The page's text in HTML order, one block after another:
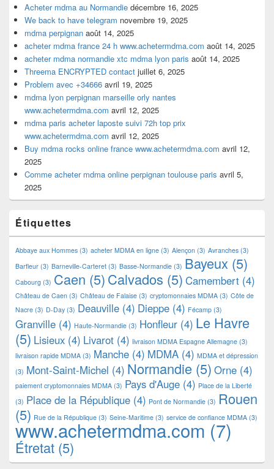
Acheter mdma au Normandie décembre 16, 2025
We back to have telegram novembre 19, 2025
mdma perpignan août 14, 2025
acheter mdma france 24 h www.achetermdma.com août 14, 2025
acheter mdma normandie xtc mdma lyon paris août 14, 2025
Threema ENCRYPTED contact juillet 6, 2025
Problem avec +34666 avril 19, 2025
mdma lyon perpignan marseille orly nantes
www.achetermdma.com avril 12, 2025
mdma paris acheter laposte suivi 72h top prix
www.achetermdma.com avril 12, 2025
Buy mdma rocks online france www.achetermdma.com avril 12,
2025
Comme acheter mdma online perpignan toulouse paris avril 5,
2025
Étiquettes
Abbaye aux Hommes (3) acheter MDMA en ligne (3) Alençon (3) Avranches (3)
Barfleur (3) Barneville-Carteret (3) Basse-Normandie (3) Bayeux (5)
Cabourg (3) Caen (5)Calvados (5) Camembert (4)
Château de Caen (3) Château de Falaise (3) cryptomonnaies MDMA (3) Côte de
Nacre (3) D-Day (3) Deauville (4) Dieppe (4) Fécamp (3)
Granville (4) Haute-Normandie (3) Honfleur (4) Le Havre
(5) Lisieux (4) Livarot (4) livraison MDMA Espagne Allemagne (3)
livraison rapide MDMA (3) Manche (4) MDMA (4) MDMA et dépression
(3) Mont-Saint-Michel (4) Normandie (5) Orne (4)
paiement cryptomonnaies MDMA (3) Pays d'Auge (4) Place de la Liberté
(3) Place de la République (4) Pont de Normandie (3) Rouen
(5) Rue de la République (3) Seine-Maritime (3) service de confiance MDMA (3)
www.achetermdma.com (7)
Étretat (5)